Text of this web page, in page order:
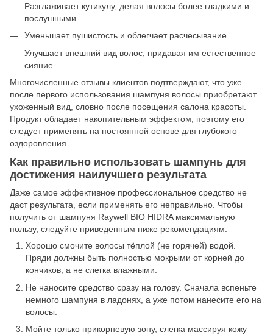
Разглаживает кутикулу, делая волосы более гладкими и
послушными.
Уменьшает пушистость и облегчает расчесывание.
Улучшает внешний вид волос, придавая им естественное
сияние.
Многочисленные отзывы клиентов подтверждают, что уже
после первого использования шампуня волосы приобретают
ухоженный вид, словно после посещения салона красоты.
Продукт обладает накопительным эффектом, поэтому его
следует применять на постоянной основе для глубокого
оздоровления.
Как правильно использовать шампунь для
достижения наилучшего результата
Даже самое эффективное профессиональное средство не
даст результата, если применять его неправильно. Чтобы
получить от шампуня Raywell BIO HIDRA максимальную
пользу, следуйте приведенным ниже рекомендациям:
Хорошо смочите волосы тёплой (не горячей) водой.
Пряди должны быть полностью мокрыми от корней до
кончиков, а не слегка влажными.
Не наносите средство сразу на голову. Сначала вспеньте
немного шампуня в ладонях, а уже потом нанесите его на
волосы.
Мойте только прикорневую зону, слегка массируя кожу